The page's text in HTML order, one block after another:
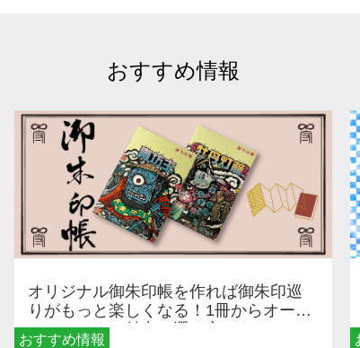
おすすめ情報
おすすめ情報
オリジナル御朱印帳を作れば御朱印巡
りがもっと楽しくなる！1冊からオーダ
ーメイドする魅力と選び方